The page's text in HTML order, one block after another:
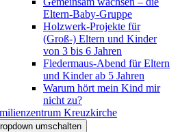
Eltern-Baby-Gruppe
Holzwerk-Projekte für
(Groß-) Eltern und Kinder
von 3 bis 6 Jahren
Fledermaus-Abend für Eltern
und Kinder ab 5 Jahren
Warum hört mein Kind mir
nicht zu?
Kreuzkirche
umschalten